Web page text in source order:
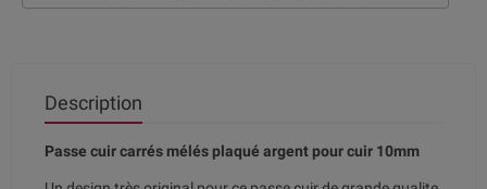
Description
Passe cuir carrés mélés plaqué argent pour cuir 10mm